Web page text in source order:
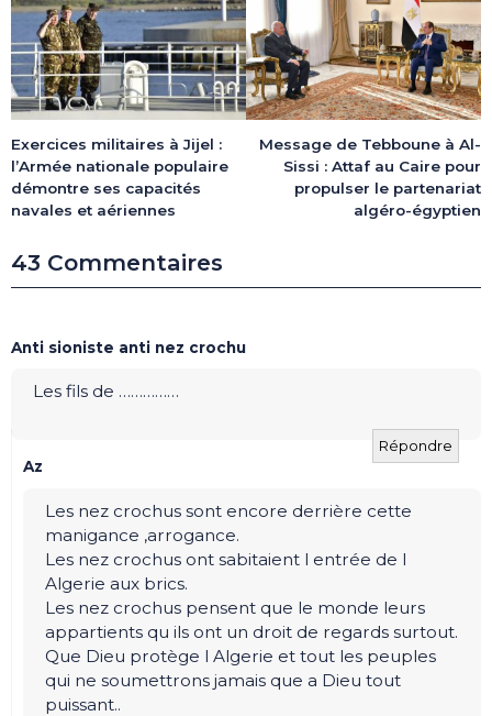
Exercices militaires à Jijel :
l’Armée nationale populaire
démontre ses capacités
navales et aériennes
Message de Tebboune à Al-
Sissi : Attaf au Caire pour
propulser le partenariat
algéro-égyptien
43 Commentaires
Anti sioniste anti nez crochu
Les fils de ……………
Répondre
Az
Les nez crochus sont encore derrière cette
manigance ,arrogance.
Les nez crochus ont sabitaient l entrée de l
Algerie aux brics.
Les nez crochus pensent que le monde leurs
appartients qu ils ont un droit de regards surtout.
Que Dieu protège l Algerie et tout les peuples
qui ne soumettrons jamais que a Dieu tout
puissant..